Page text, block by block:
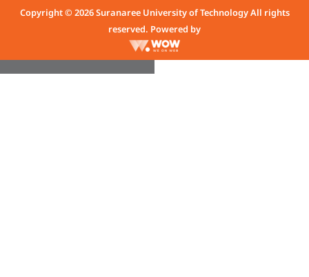
Copyright © 2026 Suranaree University of Technology All rights
reserved. Powered by